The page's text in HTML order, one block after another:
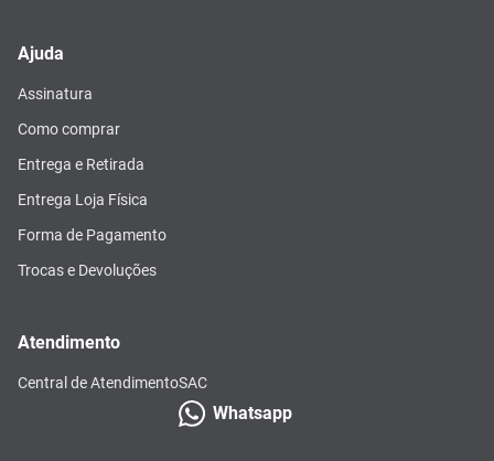
Ajuda
Assinatura
Como comprar
Entrega e Retirada
Entrega Loja Física
Forma de Pagamento
Trocas e Devoluções
Atendimento
Central de AtendimentoSAC
Whatsapp